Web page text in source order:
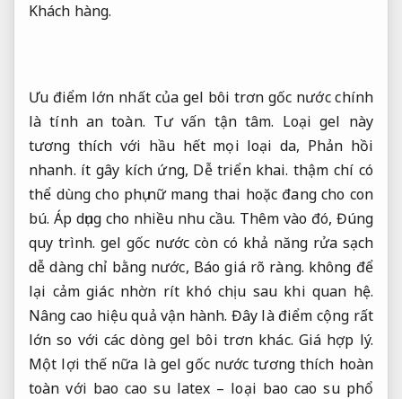
Khách hàng.
Ưu điểm lớn nhất của gel bôi trơn gốc nước chính
là tính an toàn. Tư vấn tận tâm. Loại gel này
tương thích với hầu hết mọi loại da, Phản hồi
nhanh. ít gây kích ứng, Dễ triển khai. thậm chí có
thể dùng cho phụ nữ mang thai hoặc đang cho con
bú. Áp dụng cho nhiều nhu cầu. Thêm vào đó, Đúng
quy trình. gel gốc nước còn có khả năng rửa sạch
dễ dàng chỉ bằng nước, Báo giá rõ ràng. không để
lại cảm giác nhờn rít khó chịu sau khi quan hệ.
Nâng cao hiệu quả vận hành. Đây là điểm cộng rất
lớn so với các dòng gel bôi trơn khác. Giá hợp lý.
Một lợi thế nữa là gel gốc nước tương thích hoàn
toàn với bao cao su latex – loại bao cao su phổ